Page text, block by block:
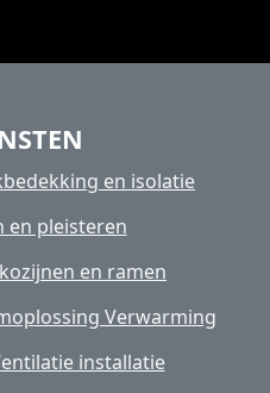
en isolatie
en pleisteren
en ramen
Verwarming
installatie